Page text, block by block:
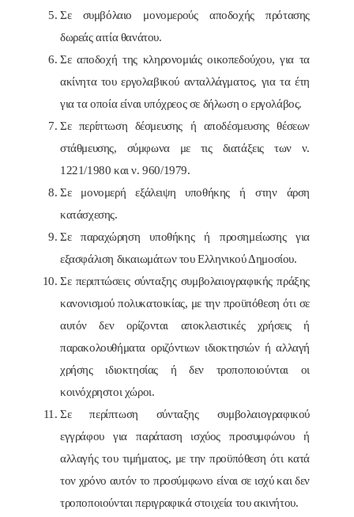
Σε συμβόλαιο μονομερούς αποδοχής πρότασης
δωρεάς αιτία θανάτου.
Σε αποδοχή της κληρονομιάς οικοπεδούχου, για τα
ακίνητα του εργολαβικού ανταλλάγματος, για τα έτη
για τα οποία είναι υπόχρεος σε δήλωση ο εργολάβος.
Σε περίπτωση δέσμευσης ή αποδέσμευσης θέσεων
στάθμευσης, σύμφωνα με τις διατάξεις των ν.
1221/1980 και ν. 960/1979.
Σε μονομερή εξάλειψη υποθήκης ή στην άρση
κατάσχεσης.
Σε παραχώρηση υποθήκης ή προσημείωσης για
εξασφάλιση δικαιωμάτων του Ελληνικού Δημοσίου.
Σε περιπτώσεις σύνταξης συμβολαιογραφικής πράξης
κανονισμού πολυκατοικίας, με την προϋπόθεση ότι σε
αυτόν δεν ορίζονται αποκλειστικές χρήσεις ή
παρακολουθήματα οριζόντιων ιδιοκτησιών ή αλλαγή
χρήσης ιδιοκτησίας ή δεν τροποποιούνται οι
κοινόχρηστοι χώροι.
Σε περίπτωση σύνταξης συμβολαιογραφικού
εγγράφου για παράταση ισχύος προσυμφώνου ή
αλλαγής του τιμήματος, με την προϋπόθεση ότι κατά
τον χρόνο αυτόν το προσύμφωνο είναι σε ισχύ και δεν
τροποποιούνται περιγραφικά στοιχεία του ακινήτου.